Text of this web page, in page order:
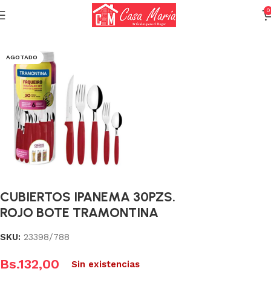
0
Cuchillería y Cubiertos Cubiertos
AGOTADO
CUBIERTOS IPANEMA 30PZS.
ROJO BOTE TRAMONTINA
SKU: 23398/788
Bs.132,00 Sin existencias